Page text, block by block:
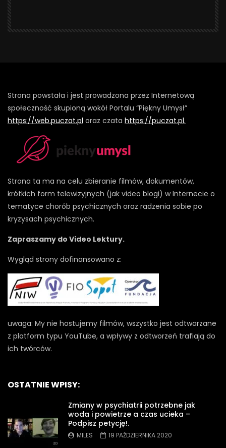
Strona powstała i jest prowadzona przez Internetową
społeczność skupioną wokół Portalu “Piękny Umysł”
https://web.puczat.pl oraz czata https://puczat.pl.
Strona ta ma na celu zbieranie filmów, dokumentów,
krótkich form telewizyjnych (jak video blogi) w Internecie o
tematyce chorób psychicznych oraz radzenia sobie po
kryzysach psychicznych.
Zapraszamy do Video Lektury.
Wygląd strony dofinansowano z:
uwaga: My nie hostujemy filmów, wszystko jest odtwarzane
z platform typu YouTube, a wpływy z odtworzeń trafiają do
ich twórców.
OSTATNIE WPISY:
Zmiany w psychiatrii potrzebne jak
woda i powietrze a czas ucieka –
Podpisz petycję!.
MILES 19 PAŹDZIERNIKA 2020